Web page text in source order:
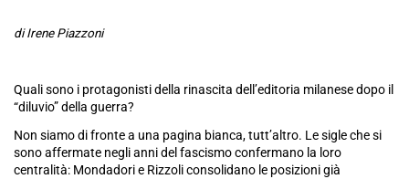
di Irene Piazzoni
Quali sono i protagonisti della rinascita dell’editoria milanese dopo il
“diluvio” della guerra?
Non siamo di fronte a una pagina bianca, tutt’altro. Le sigle che si
sono affermate negli anni del fascismo confermano la loro
centralità: Mondadori e Rizzoli consolidano le posizioni già